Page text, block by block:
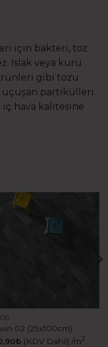
için bakteri, toz
Islak veya kuru
gibi tozu
uçuşan partikülleri
hava kalitesine
02 (25x100cm)
₺ (KDV Dahil) /m2